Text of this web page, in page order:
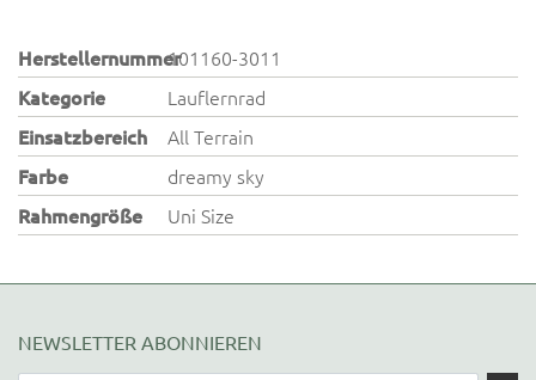
Herstellernummer101160-3011
Kategorie
Lauflernrad
Einsatzbereich
All Terrain
Farbe
dreamy sky
Rahmengröße
Uni Size
NEWSLETTER ABONNIEREN